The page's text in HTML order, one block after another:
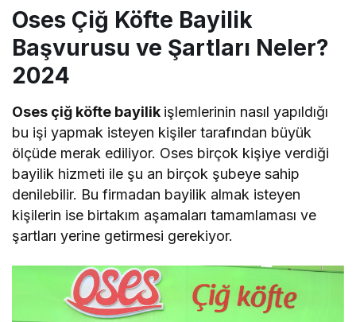
Oses Çiğ Köfte Bayilik
Başvurusu ve Şartları Neler?
2024
Oses çiğ köfte bayilik işlemlerinin nasıl yapıldığı
bu işi yapmak isteyen kişiler tarafından büyük
ölçüde merak ediliyor. Oses birçok kişiye verdiği
bayilik hizmeti ile şu an birçok şubeye sahip
denilebilir. Bu firmadan bayilik almak isteyen
kişilerin ise birtakım aşamaları tamamlaması ve
şartları yerine getirmesi gerekiyor.